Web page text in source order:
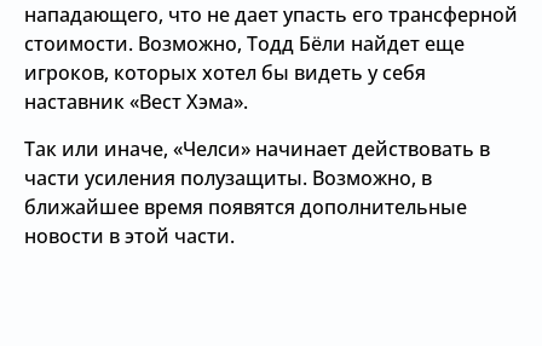
нападающего, что не дает упасть его трансферной
стоимости. Возможно, Тодд Бёли найдет еще
игроков, которых хотел бы видеть у себя
наставник «Вест Хэма».
Так или иначе, «Челси» начинает действовать в
части усиления полузащиты. Возможно, в
ближайшее время появятся дополнительные
новости в этой части.